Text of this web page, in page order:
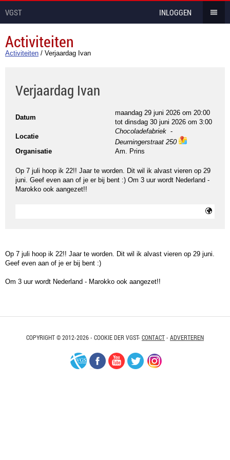
VGST INLOGGEN
Activiteiten
Activiteiten / Verjaardag Ivan
Verjaardag Ivan
Datum
maandag 29 juni 2026 om 20:00
tot dinsdag 30 juni 2026 om 3:00
Locatie
Chocoladefabriek -
Deurningerstraat 250
Organisatie Am. Prins
Op 7 juli hoop ik 22!! Jaar te worden. Dit wil ik alvast vieren op 29
juni. Geef even aan of je er bij bent :) Om 3 uur wordt Nederland -
Marokko ook aangezet!!
Op 7 juli hoop ik 22!! Jaar te worden. Dit wil ik alvast vieren op 29 juni.
Geef even aan of je er bij bent :)
Om 3 uur wordt Nederland - Marokko ook aangezet!!
COPYRIGHT © 2012-2026 - COOKIE DER VGST- CONTACT- ADVERTEREN